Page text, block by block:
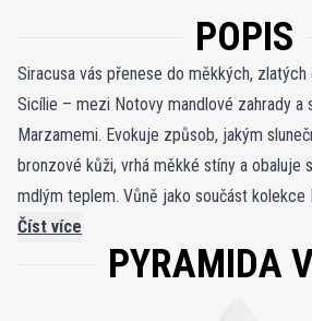
POPIS
Siracusa vás přenese do měkkých,
Sicílie – mezi Notovy mandlové zahrady a
Marzamemi. Evokuje způsob, jakým
bronzové kůži, vrhá měkké stíny a obaluje
mdlým teplem. Vůně jako součást kolekce
středomořskou vitalitu prostřednictvím
zalitých akordů a radostného ponoření se
Číst více
PYRAMIDA